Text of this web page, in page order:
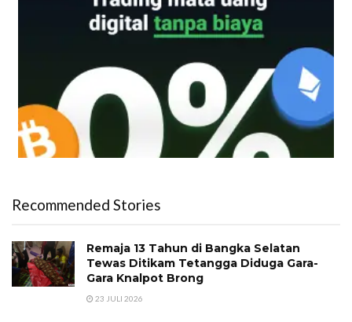
Recommended Stories
Remaja 13 Tahun di Bangka Selatan
Tewas Ditikam Tetangga Diduga Gara-
Gara Knalpot Brong
23 JULI 2026